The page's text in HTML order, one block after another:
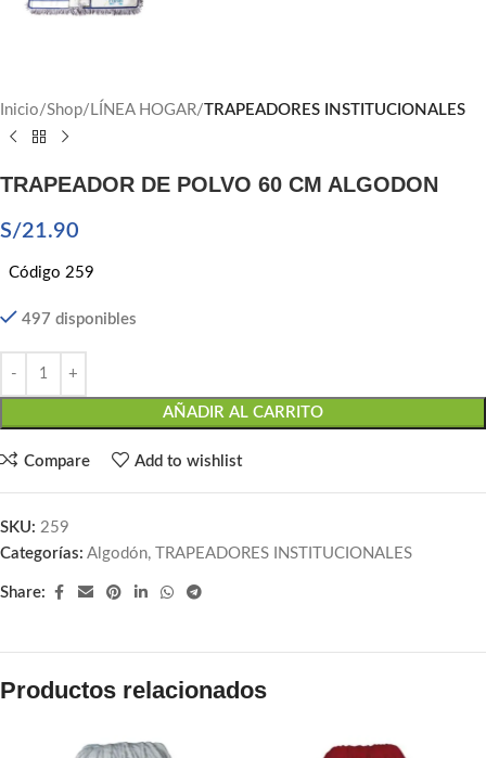
Inicio Shop LÍNEA HOGAR TRAPEADORES INSTITUCIONALES
TRAPEADOR DE POLVO 60 CM ALGODON
S/21.90
Código 259
497 disponibles
AÑADIR AL CARRITO
Compare Add to wishlist
SKU: 259
Categorías: Algodón, TRAPEADORES INSTITUCIONALES
Share:
Productos relacionados